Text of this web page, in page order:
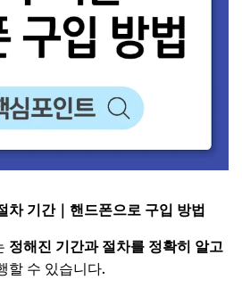
차 기간｜핸드폰으로 구입 방법
정해진 기간과 절차를 정확히 알고
할 수 있습니다.